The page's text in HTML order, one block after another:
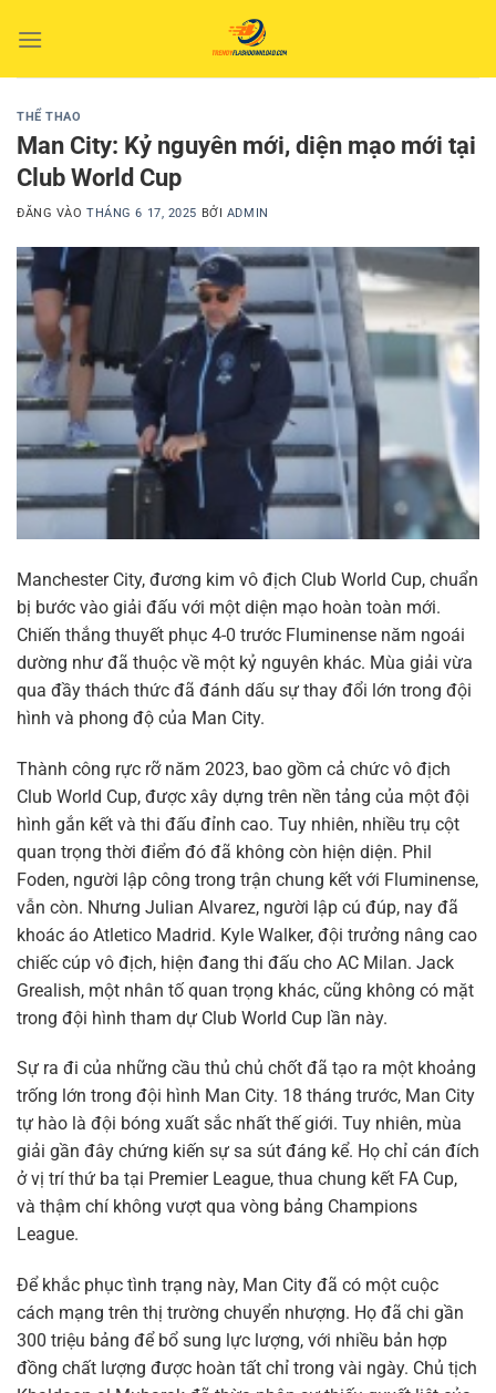
qua
THỂ THAO
Man City: Kỷ nguyên mới, diện mạo mới tại
Club World Cup
ĐĂNG VÀOTHÁNG 6 17, 2025 BỞI ADMIN
Manchester City, đương kim vô địch Club World Cup, chuẩn
bị bước vào giải đấu với một diện mạo hoàn toàn mới.
Chiến thắng thuyết phục 4-0 trước Fluminense năm ngoái
dường như đã thuộc về một kỷ nguyên khác. Mùa giải vừa
qua đầy thách thức đã đánh dấu sự thay đổi lớn trong đội
hình và phong độ của Man City.
Thành công rực rỡ năm 2023, bao gồm cả chức vô địch
Club World Cup, được xây dựng trên nền tảng của một đội
hình gắn kết và thi đấu đỉnh cao. Tuy nhiên, nhiều trụ cột
quan trọng thời điểm đó đã không còn hiện diện. Phil
Foden, người lập công trong trận chung kết với Fluminense,
vẫn còn. Nhưng Julian Alvarez, người lập cú đúp, nay đã
khoác áo Atletico Madrid. Kyle Walker, đội trưởng nâng cao
chiếc cúp vô địch, hiện đang thi đấu cho AC Milan. Jack
Grealish, một nhân tố quan trọng khác, cũng không có mặt
trong đội hình tham dự Club World Cup lần này.
Sự ra đi của những cầu thủ chủ chốt đã tạo ra một khoảng
trống lớn trong đội hình Man City. 18 tháng trước, Man City
tự hào là đội bóng xuất sắc nhất thế giới. Tuy nhiên, mùa
giải gần đây chứng kiến sự sa sút đáng kể. Họ chỉ cán đích
ở vị trí thứ ba tại Premier League, thua chung kết FA Cup,
và thậm chí không vượt qua vòng bảng Champions
League.
Để khắc phục tình trạng này, Man City đã có một cuộc
cách mạng trên thị trường chuyển nhượng. Họ đã chi gần
300 triệu bảng để bổ sung lực lượng, với nhiều bản hợp
đồng chất lượng được hoàn tất chỉ trong vài ngày. Chủ tịch